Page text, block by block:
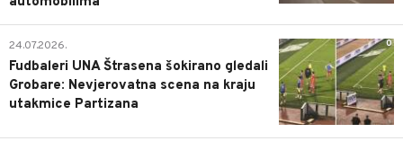
0
24.07.2026.
Fudbaleri UNA Štrasena šokirano gledali
Grobare: Nevjerovatna scena na kraju
utakmice Partizana